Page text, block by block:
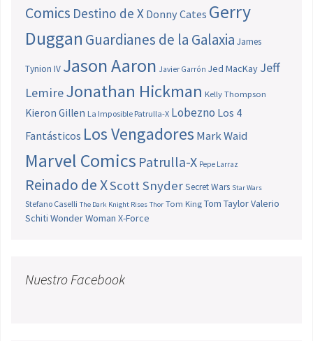
Comics Destino de X Donny Cates Gerry
Duggan Guardianes de la Galaxia James
Tynion IV Jason Aaron Javier Garrón Jed MacKay Jeff
LemireJonathan Hickman Kelly Thompson
Kieron Gillen La Imposible Patrulla-X Lobezno Los 4
Fantásticos Los Vengadores Mark Waid
Marvel Comics Patrulla-X Pepe Larraz
Reinado de XScott SnyderSecret Wars Star Wars
Stefano Caselli The Dark Knight Rises Thor Tom King Tom TaylorValerio
Schiti Wonder Woman X-Force
Nuestro Facebook